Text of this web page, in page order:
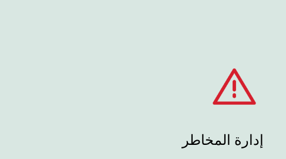
إدارة المخاطر